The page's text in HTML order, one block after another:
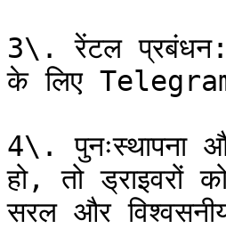
3\. रेंटल प्रबंधन:
के लिए
4\. पुनःस्थापना
हो, तो ड्राइवरों
सरल और